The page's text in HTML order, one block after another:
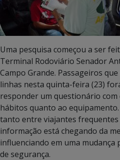
Uma pesquisa começou a ser
Terminal Rodoviário Senador
Campo Grande. Passageiros
linhas nesta quinta-feira (23)
responder um questionário
hábitos quanto ao
tanto entre viajantes
informação está chegando da
influenciando em uma
de segurança.